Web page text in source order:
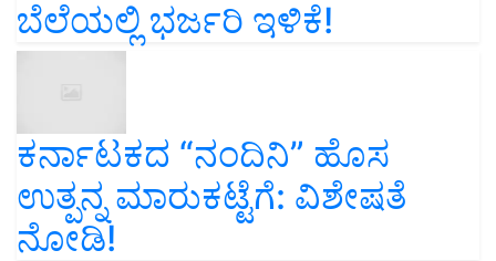
ಬೆಲೆಯಲ್ಲಿ ಭರ್ಜರಿ ಇಳಿಕೆ!
ಕರ್ನಾಟಕದ “ನಂದಿನಿ” ಹೊಸ
ಉತ್ಪನ್ನ ಮಾರುಕಟ್ಟೆಗೆ: ವಿಶೇಷತೆ
ನೋಡಿ!